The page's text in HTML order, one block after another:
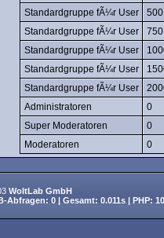
Standardgruppe fÃ¼r User
500
Standardgruppe fÃ¼r User
750
Standardgruppe fÃ¼r User
Standardgruppe fÃ¼r User
Standardgruppe fÃ¼r User
Administratoren
0
Super Moderatoren
0
Moderatoren
0
WoltLab GmbH
Abfragen: 0 | Gesamt: 0.011s | PHP: